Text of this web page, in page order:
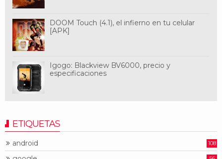
DOOM Touch (4.1), el infierno en tu celular
[APK]
Igogo: Blackview BV6000, precio y
especificaciones
ETIQUETAS
android 108